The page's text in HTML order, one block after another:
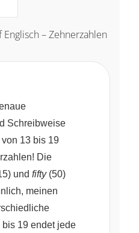
– Zehnerzahlen
Schreibweise
13 bis 19
Die
und fifty(50)
meinen
19 endet jede